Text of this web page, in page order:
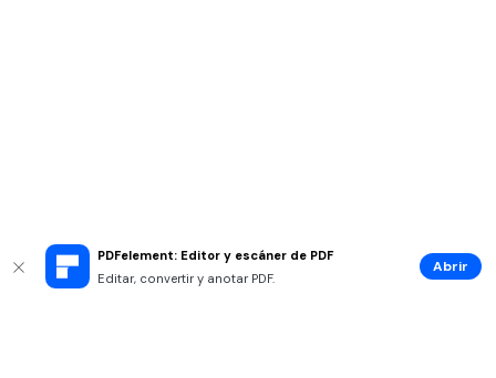
PDFelement: Editor y escáner de PDF
Editar, convertir y anotar PDF.
Abrir